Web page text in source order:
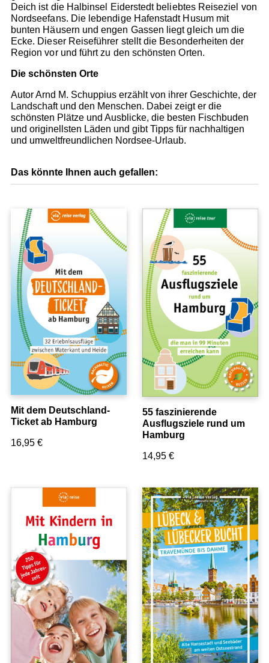
Deich ist die Halbinsel Eiderstedt beliebtes Reiseziel von
Nordseefans. Die lebendige Hafenstadt Husum mit
bunten Häusern und engen Gassen liegt gleich um die
Ecke. Dieser Reiseführer stellt die Besonderheiten der
Region vor und führt zu den schönsten Orten.
Die schönsten Orte
Autor Arnd M. Schuppius erzählt von ihrer Geschichte, der
Landschaft und den Menschen. Dabei zeigt er die
schönsten Plätze und Ausblicke, die besten Fischbuden
und originellsten Läden und gibt Tipps für nachhaltigen
und umweltfreundlichen Nordsee-Urlaub.
Das könnte Ihnen auch gefallen:
Mit dem Deutschland-
Ticket ab Hamburg
16,95 €
55 faszinierende
Ausflugsziele rund um
Hamburg
14,95€